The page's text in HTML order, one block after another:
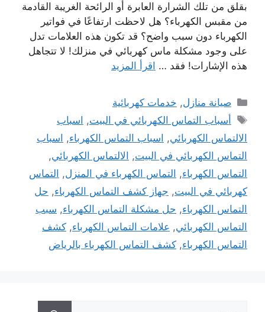
بقلق من تلك الشرارة العابرة أو الرائحة الغريبة القادمة
من مقبس الكهرباء؟ هل لاحظت ارتفاعًا في فواتير
الكهرباء دون سبب واضح؟ قد تكون هذه العلامات تدل
على وجود مشكلة ماس كهربائي في منزلك! لا تتجاهل
هذه الإشارات! فقد … اقرأ المزيد
التصنيفات
صيانة منازل, خدمات كهربائية
الوسوم
أسباب التماس الكهربائي في البيت, اسباب
الالتماس الكهربائي, اسباب التماس الكهرباء, اسباب
التماس الكهربائي في البيت, الالتماس الكهربائي,
التماس الكهرباء, التماس الكهرباء في المنزل, التماس
كهربائي في البيت, جهاز كشف التماس الكهرباء, حل
التماس الكهرباء, حل مشكلة التماس الكهرباء, سبب
التماس الكهربائي, علامات التماس الكهرباء, كشف
التماس الكهرباء, كشف التماس الكهرباء بالرياض